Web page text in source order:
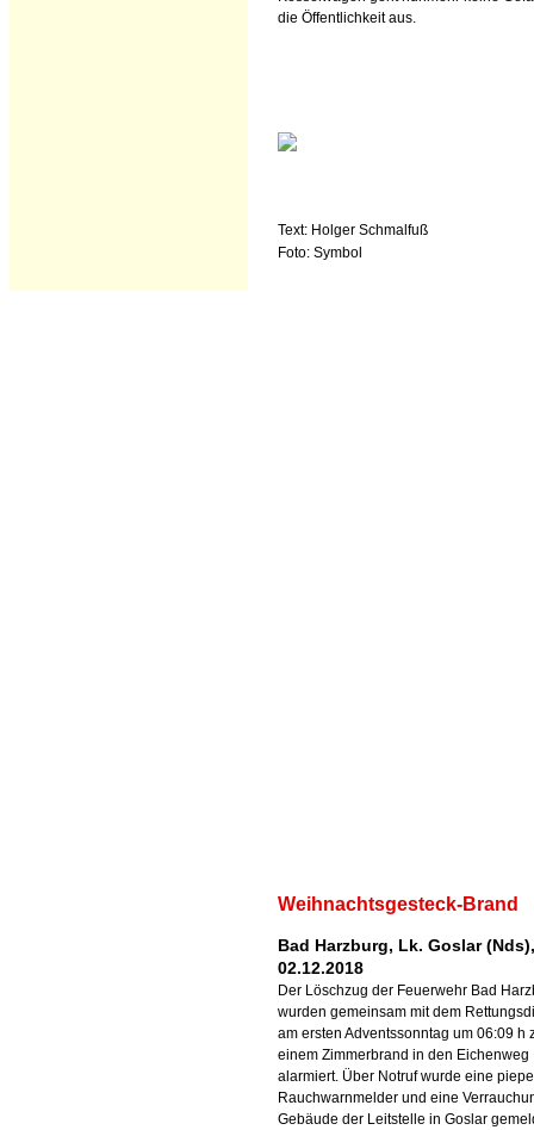
die Öffentlichkeit aus.
Text: Holger Schmalfuß
Foto: Symbol
Weihnachtsgesteck-Brand
Bad Harzburg, Lk. Goslar (Nds),
02.12.2018
Der Löschzug der Feuerwehr Bad
wurden gemeinsam mit dem
am ersten Adventssonntag um 06:09 h
einem Zimmerbrand in den Eichenweg
alarmiert. Über Notruf wurde eine
Rauchwarnmelder und eine
Gebäude der Leitstelle in Goslar